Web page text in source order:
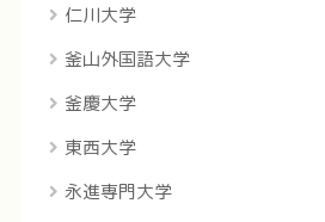
仁川大学
釜山外国語大学
釜慶大学
東西大学
永進専門大学